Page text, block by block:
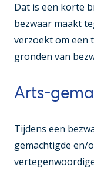
Dat is een korte
bezwaar maakt
verzoekt om een
gronden van
Arts-
Tijdens een
gemachtigde en/